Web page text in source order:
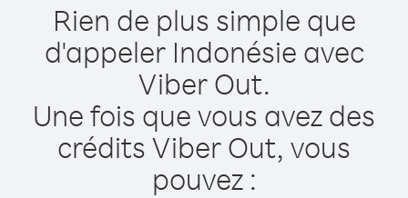
Rien de plus simple que
d'appeler Indonésie avec
Viber Out.
Une fois que vous avez des
crédits Viber Out, vous
pouvez :